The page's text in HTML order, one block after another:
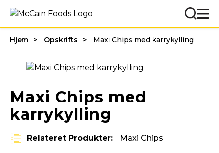
Hjem Opskrifts Maxi Chips med karrykylling
Maxi Chips med
karrykylling
Relateret Produkter: Maxi Chips